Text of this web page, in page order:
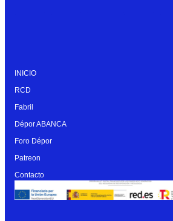
INICIO
RCD
Fabril
Dépor ABANCA
Foro Dépor
Patreon
Contacto